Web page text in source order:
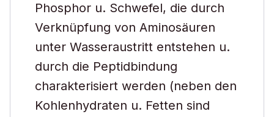
Phosphor u. Schwefel, die durch
Verknüpfung von Aminosäuren
unter Wasseraustritt entstehen u.
durch die Peptidbindung
charakterisiert werden (neben den
Kohlenhydraten u. Fetten sind